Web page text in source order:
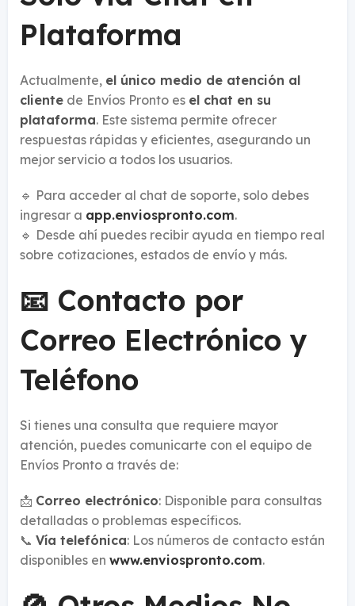
Plataforma
Actualmente, el único medio de atención al
cliente de Envíos Pronto es el chat en su
plataforma. Este sistema permite ofrecer
respuestas rápidas y eficientes, asegurando un
mejor servicio a todos los usuarios.
🔹 Para acceder al chat de soporte, solo debes
ingresar a app.enviospronto.com.
🔹 Desde ahí puedes recibir ayuda en tiempo real
sobre cotizaciones, estados de envío y más.
📧 Contacto por
Correo Electrónico y
Teléfono
Si tienes una consulta que requiere mayor
atención, puedes comunicarte con el equipo de
Envíos Pronto a través de:
📩 Correo electrónico: Disponible para consultas
detalladas o problemas específicos.
📞 Vía telefónica: Los números de contacto están
disponibles en www.enviospronto.com.